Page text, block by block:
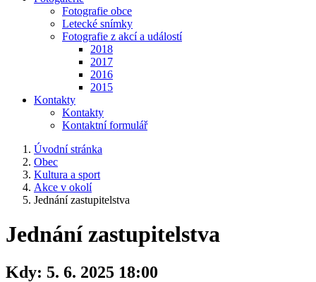
Fotografie obce
Letecké snímky
Fotografie z akcí a událostí
2018
2017
2016
2015
Kontakty
Kontakty
Kontaktní formulář
Úvodní stránka
Obec
Kultura a sport
Akce v okolí
Jednání zastupitelstva
Jednání zastupitelstva
Kdy: 5. 6. 2025 18:00